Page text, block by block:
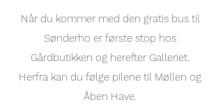
Når du kommer med den gratis bus til
Sønderho er første stop hos
Gårdbutikken og herefter Galleriet.
Herfra kan du følge pilene til Møllen og
Åben Have.